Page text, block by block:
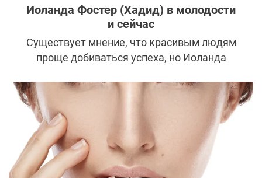
Иоланда Фостер (Хадид) в молодости
и сейчас
Существует мнение, что красивым людям
проще добиваться успеха, но Иоланда
важнее внешности. Из-за серьезной
болезни ей пришлось отказаться от
пластики и инъекций, но модель не впала в
отчаяние, а научилась любить и принимать
себя любой.